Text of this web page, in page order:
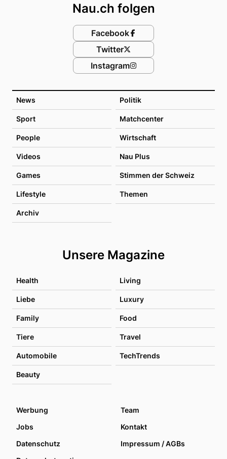
News Politik
Sport Matchcenter
People Wirtschaft
Videos Nau Plus
Games Stimmen der Schweiz
Lifestyle Themen
Archiv
Unsere Magazine
Health Living
Liebe Luxury
Family Food
Tiere Travel
Automobile TechTrends
Beauty
Nau.ch folgen
Facebook
Twitter
Instagram
Werbung
Team
Jobs
Kontakt
Datenschutz
Impressum / AGBs